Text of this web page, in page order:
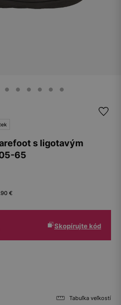
s ligotavým
65
€
Skopírujte kód
Tabuľka veľkostí